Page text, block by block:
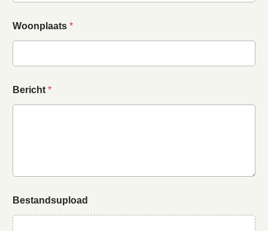
Woonplaats *
Bericht *
Bestandsupload